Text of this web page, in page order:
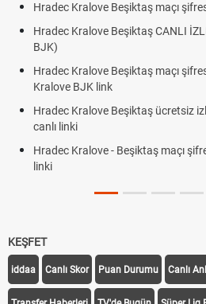
Hradec Kralove Beşiktaş maçı
Hradec Kralove Beşiktaş CANLI
BJK)
Hradec Kralove Beşiktaş maçı
Kralove BJK link
Hradec Kralove Beşiktaş ücretsiz
canlı linki
Hradec Kralove - Beşiktaş maçı
linki
KEŞFET
iddaa Canlı Skor Puan Durumu Canlı